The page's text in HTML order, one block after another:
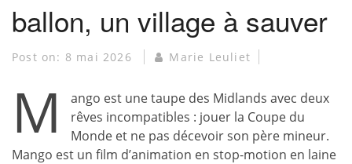
ballon, un village à sauver
Post on: 8 mai 2026 Marie Leuliet
M
ango est une taupe des Midlands avec deux
rêves incompatibles : jouer la Coupe du
Monde et ne pas décevoir son père mineur.
Mango est un film d’animation en stop-motion en laine